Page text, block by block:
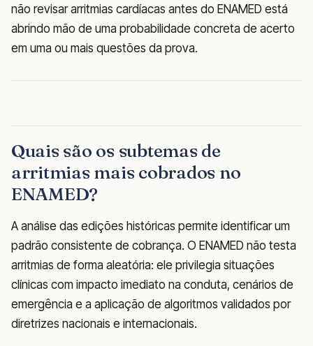
não revisar arritmias cardíacas antes do ENAMED está
abrindo mão de uma probabilidade concreta de acerto
em uma ou mais questões da prova.
Quais são os subtemas de
arritmias mais cobrados no
ENAMED?
A análise das edições históricas permite identificar um
padrão consistente de cobrança. O ENAMED não testa
arritmias de forma aleatória: ele privilegia situações
clínicas com impacto imediato na conduta, cenários de
emergência e a aplicação de algoritmos validados por
diretrizes nacionais e internacionais.